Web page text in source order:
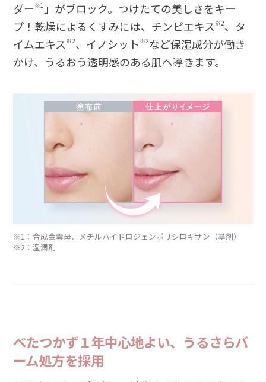
ダー ※1」がブロック。つけたての美しさをキー
プ！乾燥によるくすみには、チンピエキス ※2、タ
イムエキス ※2、イノシット ※2など保湿成分が働き
かけ、うるおう透明感のある肌へ導きます。
※1：合成金雲母、メチルハイドロジェンポリシロキサン（基剤）
※2：湿潤剤
べたつかず１年中心地よい、うるさらバ
ーム処方を採用